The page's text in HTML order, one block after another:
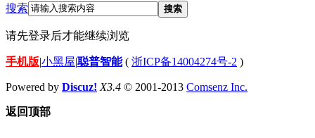
搜索 搜索
请先登录后才能继续浏览
手机版|小黑屋|聪普智能( 浙ICP备14004274号-2 )
Powered by Discuz! X3.4 © 2001-2013 Comsenz Inc.
返回顶部